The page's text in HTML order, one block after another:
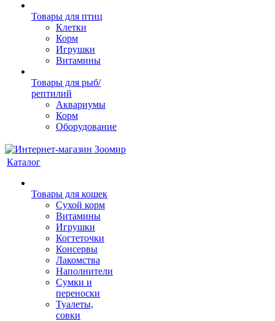
Товары для птиц
Клетки
Корм
Игрушки
Витамины
Товары для рыб/
рептилий
Аквариумы
Корм
Оборудование
Каталог
Товары для кошек
Cухой корм
Витамины
Игрушки
Когтеточки
Консервы
Лакомства
Наполнители
Сумки и
переноски
Туалеты,
совки